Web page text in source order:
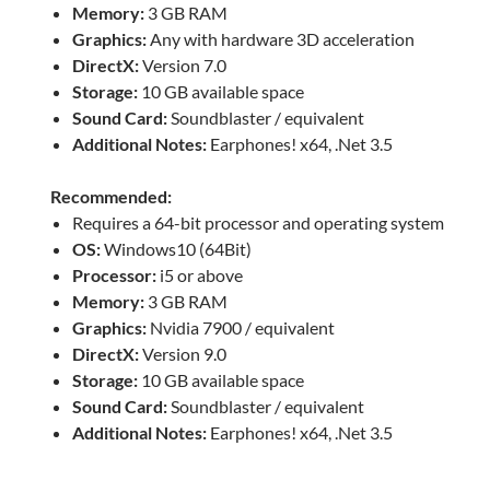
Memory: 3 GB RAM
Graphics: Any with hardware 3D acceleration
DirectX:Version 7.0
Storage: 10 GB available space
Sound Card: Soundblaster / equivalent
Additional Notes: Earphones! x64, .Net 3.5
Recommended:
Requires a 64-bit processor and operating system
OS:Windows10 (64Bit)
Processor: i5 or above
Memory: 3 GB RAM
Graphics: Nvidia 7900 / equivalent
DirectX:Version 9.0
Storage: 10 GB available space
Sound Card: Soundblaster / equivalent
Additional Notes: Earphones! x64, .Net 3.5